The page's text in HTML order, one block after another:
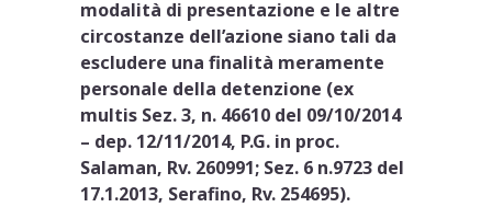
modalità di presentazione e le altre
circostanze dell’azione siano tali da
escludere una finalità meramente
personale della detenzione (ex
multis Sez. 3, n. 46610 del 09/10/2014
– dep. 12/11/2014, P.G. in proc.
Salaman, Rv. 260991; Sez. 6 n.9723 del
17.1.2013, Serafino, Rv. 254695).